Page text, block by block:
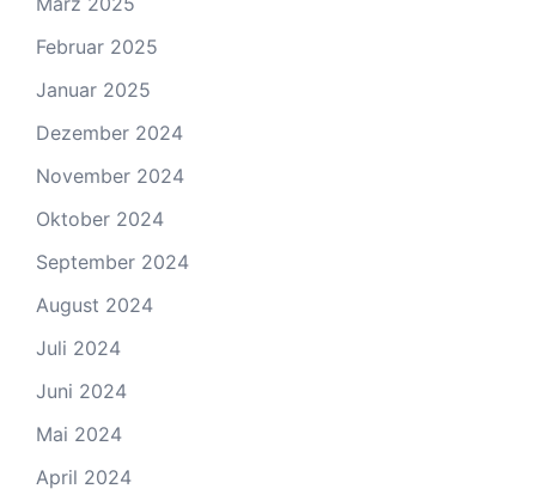
Februar 2025
Januar 2025
Dezember 2024
November 2024
Oktober 2024
September 2024
August 2024
Juli 2024
Juni 2024
Mai 2024
April 2024